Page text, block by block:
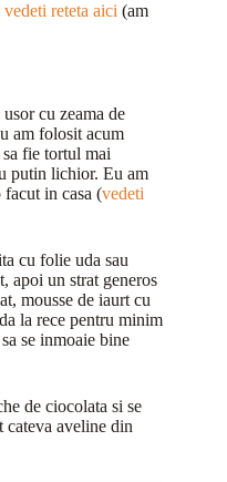
vedeti reteta aici (am
cu zeama de
am folosit acum
fie tortul mai
putin lichior. Eu am
in casa (vedeti
cu folie uda sau
apoi un strat generos
mousse de iaurt cu
la rece pentru minim
se inmoaie bine
de ciocolata si se
cateva aveline din